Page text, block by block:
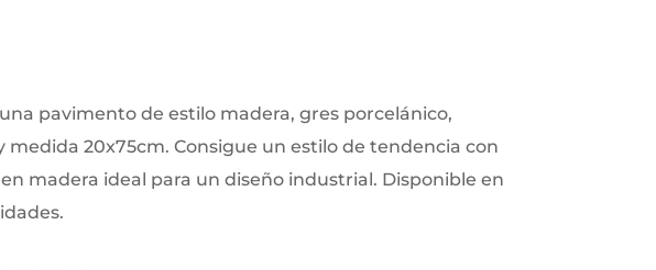
pavimento de estilo madera, gres porcelánico,
medida 20x75cm. Consigue un estilo de tendencia con
madera ideal para un diseño industrial. Disponible en